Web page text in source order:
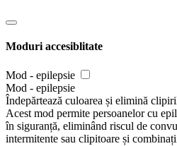
Moduri accesiblitate
Mod - epilepsie
Mod - epilepsie
Îndepărtează culoarea și elimină
Acest mod permite persoanelor cu
în siguranță, eliminând riscul de
intermitente sau clipitoare și